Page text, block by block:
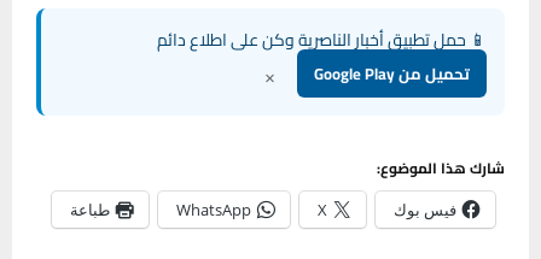
📱 حمل تطبيق أخبار الناصرية وكن على اطلاع دائم
تحميل من Google Play ×
شارك هذا الموضوع:
فيس بوك X
WhatsApp طباعة